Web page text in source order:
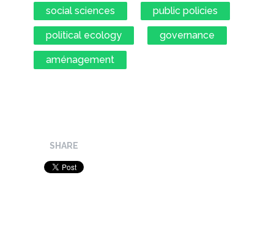
social sciences public policies
political ecology governance
aménagement
SHARE